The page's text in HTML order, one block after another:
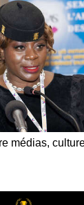
médias,